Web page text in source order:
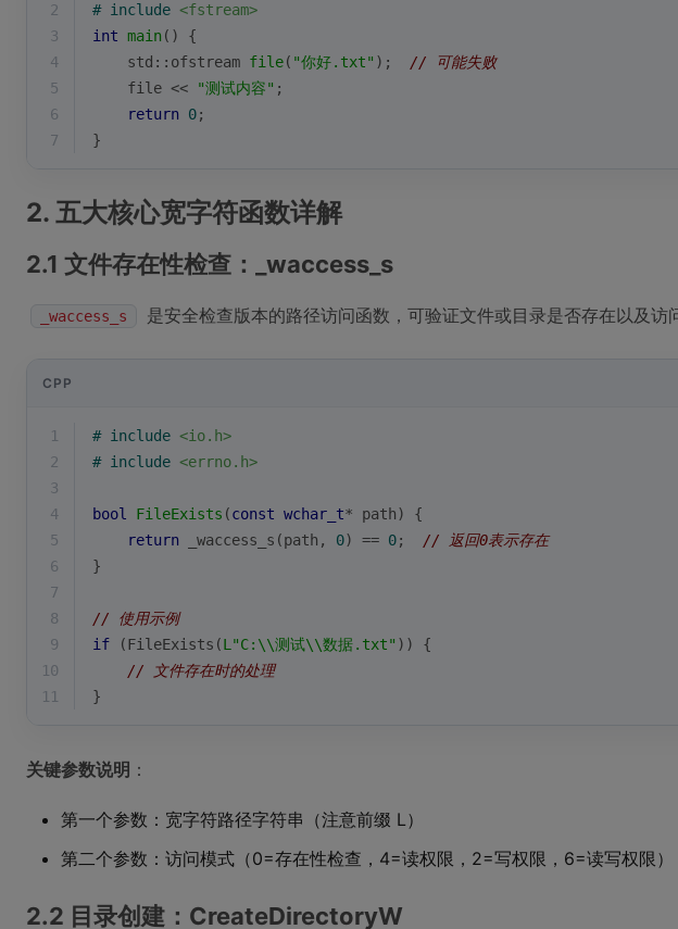
2
# include <fstream>
3
int main()
{
4
std::ofstream file( "你好.txt" ) ; // 可能失败
5
    file <<
"测试内容" ;
6
return 0;
7
}
2. 五大核心宽字符函数详解
2.1 文件存在性检查：_waccess_s
_waccess_s 是安全检查版本的路径访问函数，可验证文件或目录是否存在以及访
CPP
1 # include <io.h>
2
# include <errno.h>
3
4
bool FileExists (const wchar_t* path)
{
5
return _waccess_s(path, 0) == 0; // 返回0表示存在
6
}
7
8
// 使用示例
9
if (FileExists (L"C:\\测试\\数据.txt" )) {
10
// 文件存在时的处理
11
}
关键参数说明 ：
第一个参数：宽字符路径字符串（注意前缀 L）
第二个参数：访问模式（0=存在性检查，4=读权限，2=写权限，6=读写权限）
2.2 目录创建：CreateDirectoryW